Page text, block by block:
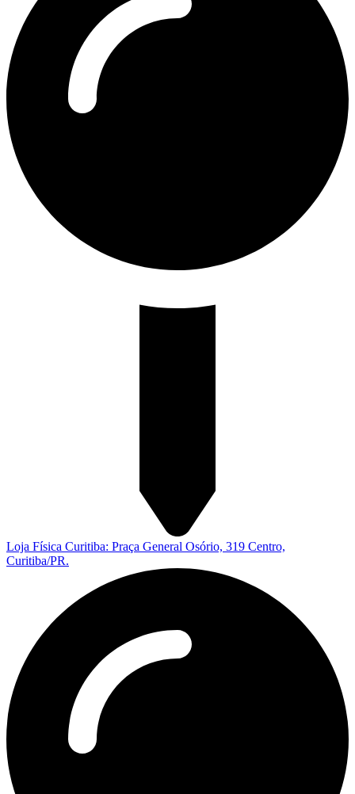
Loja Física Curitiba: Praça General Osório, 319 Centro,
Curitiba/PR.